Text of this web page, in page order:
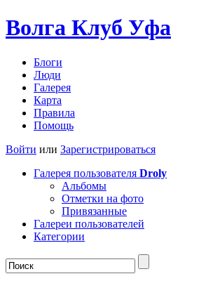
Волга Клуб Уфа
Блоги
Люди
Галерея
Карта
Правила
Помощь
Войти или Зарегистрироваться
Галерея пользователя Droly
Альбомы
Отметки на фото
Привязанные
Галереи пользователей
Категории